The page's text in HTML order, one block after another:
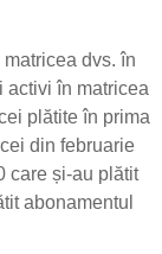
dvs. în
activi în matricea
plătite în prima
din februarie
care și-au plătit
abonamentul